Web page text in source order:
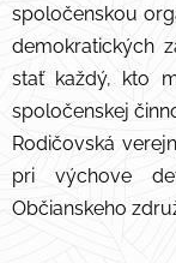
spoločenskou
demokratických
stať každý, kto
spoločenskej
Rodičovská
pri výchove
Občianskeho